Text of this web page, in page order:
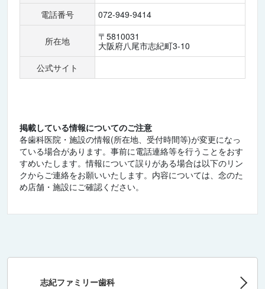
電話番号
072-949-9414
所在地
〒5810031
大阪府八尾市志紀町3-10
公式サイト
掲載している情報についてのご注意
各歯科医院・施設の情報(所在地、受付時間等)が変更になっ
ている場合があります。事前に電話連絡等を行うことをおす
すめいたします。情報について誤りがある場合は以下のリン
クからご連絡をお願いいたします。内容については、念のた
め店舗・施設にご確認ください。
志紀ファミリー歯科